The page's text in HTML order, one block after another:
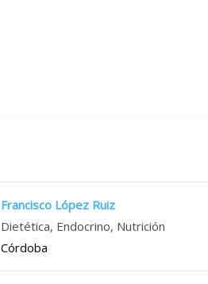
Francisco López Ruiz
Dietética, Endocrino, Nutrición
Córdoba